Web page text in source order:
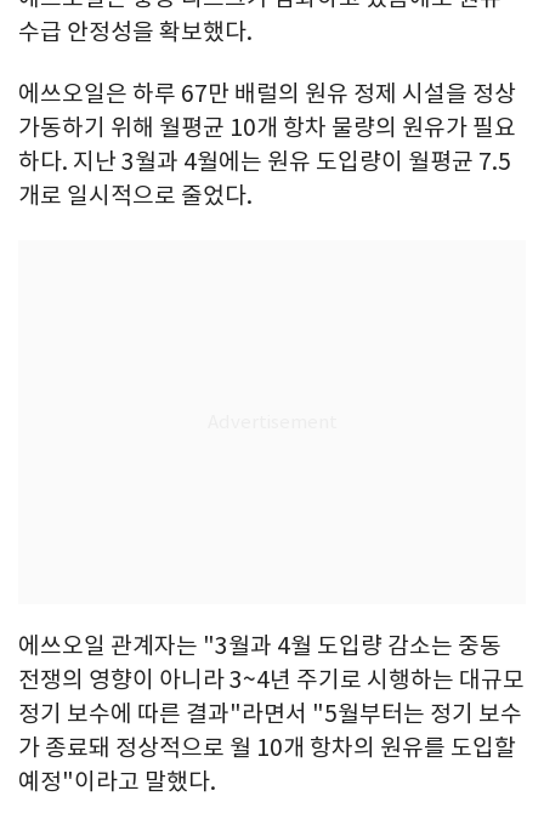
수급 안정성을 확보했다.
에쓰오일은 하루 67만 배럴의 원유 정제 시설을 정상
가동하기 위해 월평균 10개 항차 물량의 원유가 필요
하다. 지난 3월과 4월에는 원유 도입량이 월평균 7.5
개로 일시적으로 줄었다.
에쓰오일 관계자는 "3월과 4월 도입량 감소는 중동
전쟁의 영향이 아니라 3~4년 주기로 시행하는 대규모
정기 보수에 따른 결과"라면서 "5월부터는 정기 보수
가 종료돼 정상적으로 월 10개 항차의 원유를 도입할
예정"이라고 말했다.